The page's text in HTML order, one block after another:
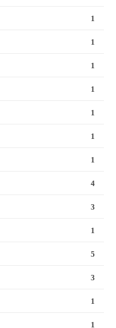
1
1
1
1
1
1
1
4
3
1
5
3
1
1